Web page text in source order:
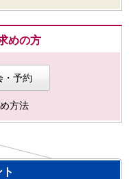
めの方
・予約
方法